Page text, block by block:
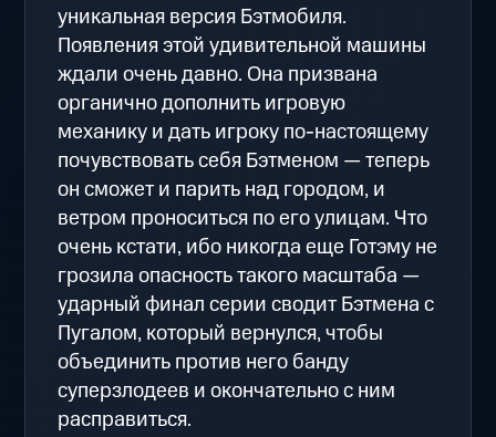
уникальная версия Бэтмобиля.
Появления этой удивительной машины
ждали очень давно. Она призвана
органично дополнить игровую
механику и дать игроку по-настоящему
почувствовать себя Бэтменом — теперь
он сможет и парить над городом, и
ветром проноситься по его улицам. Что
очень кстати, ибо никогда еще Готэму не
грозила опасность такого масштаба —
ударный финал серии сводит Бэтмена с
Пугалом, который вернулся, чтобы
объединить против него банду
суперзлодеев и окончательно с ним
расправиться.